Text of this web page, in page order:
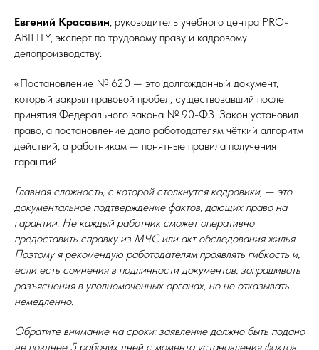
Евгений Красавин , руководитель учебного центра PRO-
ABILITY, эксперт по трудовому праву и кадровому
делопроизводству:
«Постановление № 620 — это долгожданный документ,
который закрыл правовой пробел, существовавший после
принятия Федерального закона № 90-ФЗ. Закон установил
право, а постановление дало работодателям чёткий алгоритм
действий, а работникам — понятные правила получения
гарантий.
Главная сложность, с которой столкнутся кадровики, — это
документальное подтверждение фактов, дающих право на
гарантии. Не каждый работник сможет оперативно
предоставить справку из МЧС или акт обследования жилья.
Поэтому я рекомендую работодателям проявлять гибкость и,
если есть сомнения в подлинности документов, запрашивать
разъяснения в уполномоченных органах, но не отказывать
немедленно.
Обратите внимание на сроки: заявление должно быть подано
не позднее 5 рабочих дней с момента установления фактов.